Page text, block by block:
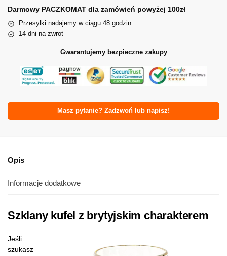
Darmowy PACZKOMAT dla zamówień powyżej 100zł
Przesyłki nadajemy w ciągu 48 godzin
14 dni na zwrot
Gwarantujemy bezpieczne zakupy
Masz pytanie? Zadzwoń lub napisz!
Opis
Informacje dodatkowe
Szklany kufel z brytyjskim charakterem
Jeśli
szukasz